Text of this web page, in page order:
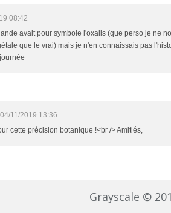
08:42
avait pour symbole l'oxalis (que perso je ne
que le vrai) mais je n'en connaissais pas
04/11/2019 13:36
cette précision botanique !<br /> Amitiés,
Grayscale ©